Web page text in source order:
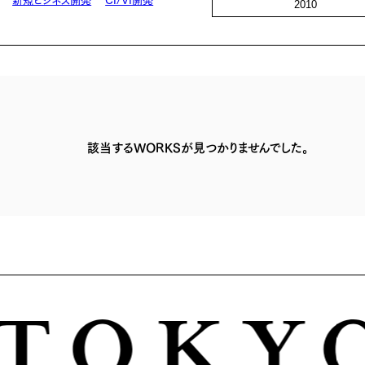
2010
該当するWORKSが見つかりませんでした。